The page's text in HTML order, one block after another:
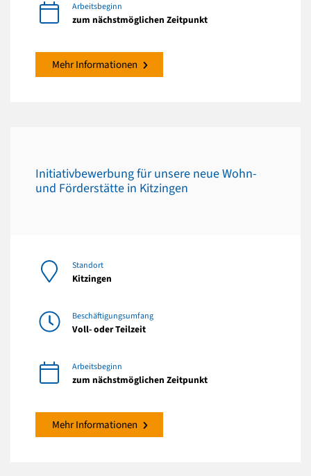
Arbeitsbeginn
zum nächstmöglichen Zeitpunkt
Mehr Informationen
Initiativbewerbung für unsere neue Wohn-
und Förderstätte in Kitzingen
Standort
Kitzingen
Beschäftigungsumfang
Voll- oder Teilzeit
Arbeitsbeginn
zum nächstmöglichen Zeitpunkt
Mehr Informationen